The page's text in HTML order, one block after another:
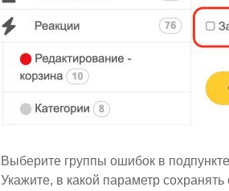
Выберите группы ошибок в
Укажите, в какой параметр